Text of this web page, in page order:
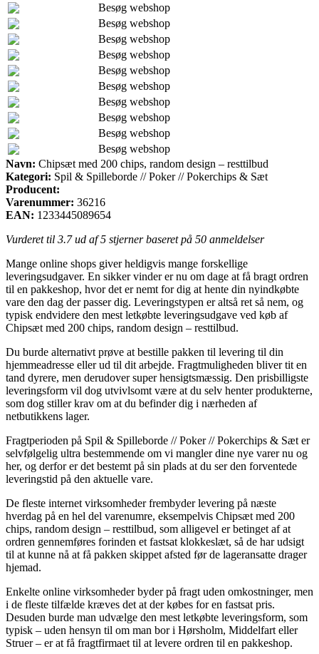
Besøg webshop
Besøg webshop
Besøg webshop
Besøg webshop
Besøg webshop
Besøg webshop
Besøg webshop
Besøg webshop
Besøg webshop
Besøg webshop
Navn: Chipsæt med 200 chips, random design – resttilbud
Kategori: Spil & Spilleborde // Poker // Pokerchips & Sæt
Producent:
Varenummer: 36216
EAN: 1233445089654
Vurderet til 3.7ud af 5 stjerner baseret på 50 anmeldelser
Mange online shops giver heldigvis mange forskellige
leveringsudgaver. En sikker vinder er nu om dage at få bragt ordren
til en pakkeshop, hvor det er nemt for dig at hente din nyindkøbte
vare den dag der passer dig. Leveringstypen er altså ret så nem, og
typisk endvidere den mest letkøbte leveringsudgave ved køb af
Chipsæt med 200 chips, random design – resttilbud.
Du burde alternativt prøve at bestille pakken til levering til din
hjemmeadresse eller ud til dit arbejde. Fragtmuligheden bliver tit en
tand dyrere, men derudover super hensigtsmæssig. Den prisbilligste
leveringsform vil dog utvivlsomt være at du selv henter produkterne,
som dog stiller krav om at du befinder dig i nærheden af
netbutikkens lager.
Fragtperioden på Spil & Spilleborde // Poker // Pokerchips & Sæt er
selvfølgelig ultra bestemmende om vi mangler dine nye varer nu og
her, og derfor er det bestemt på sin plads at du ser den forventede
leveringstid på den aktuelle vare.
De fleste internet virksomheder frembyder levering på næste
hverdag på en hel del varenumre, eksempelvis Chipsæt med 200
chips, random design – resttilbud, som alligevel er betinget af at
ordren gennemføres forinden et fastsat klokkeslæt, så de har udsigt
til at kunne nå at få pakken skippet afsted før de lageransatte drager
hjemad.
Enkelte online virksomheder byder på fragt uden omkostninger, men
i de fleste tilfælde kræves det at der købes for en fastsat pris.
Desuden burde man udvælge den mest letkøbte leveringsform, som
typisk – uden hensyn til om man bor i Hørsholm, Middelfart eller
Struer – er at få fragtfirmaet til at levere ordren til en pakkeshop.